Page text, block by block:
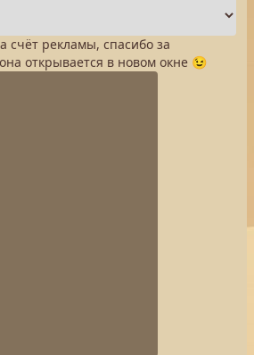
счёт рекламы, спасибо за
открывается в новом окне 😉